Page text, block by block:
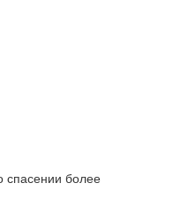
спасении более